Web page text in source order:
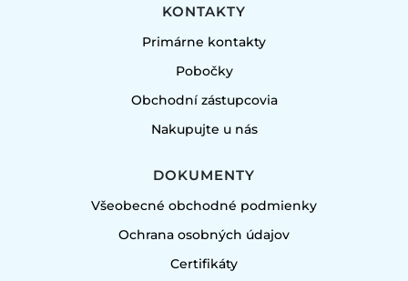
KONTAKTY
Primárne kontakty
Pobočky
Obchodní zástupcovia
Nakupujte u nás
DOKUMENTY
Všeobecné obchodné podmienky
Ochrana osobných údajov
Certifikáty